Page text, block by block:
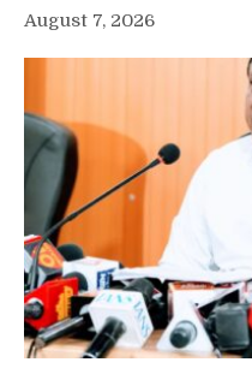
August 7, 2026